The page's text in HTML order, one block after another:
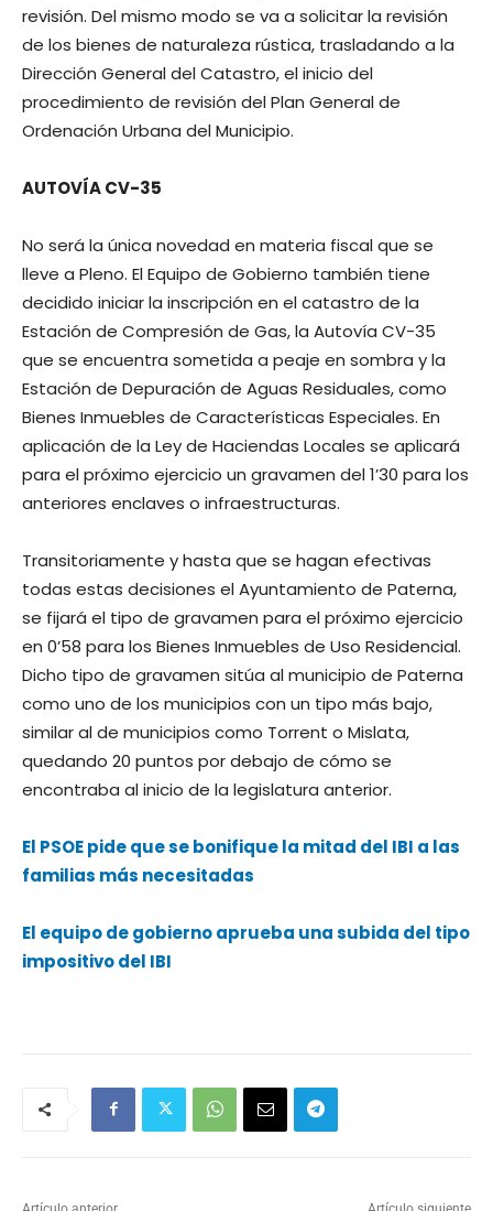
revisión. Del mismo modo se va a solicitar la revisión
de los bienes de naturaleza rústica, trasladando a la
Dirección General del Catastro, el inicio del
procedimiento de revisión del Plan General de
Ordenación Urbana del Municipio.
AUTOVÍA CV-35
No será la única novedad en materia fiscal que se
lleve a Pleno. El Equipo de Gobierno también tiene
decidido iniciar la inscripción en el catastro de la
Estación de Compresión de Gas, la Autovía CV-35
que se encuentra sometida a peaje en sombra y la
Estación de Depuración de Aguas Residuales, como
Bienes Inmuebles de Características Especiales. En
aplicación de la Ley de Haciendas Locales se aplicará
para el próximo ejercicio un gravamen del 1’30 para los
anteriores enclaves o infraestructuras.
Transitoriamente y hasta que se hagan efectivas
todas estas decisiones el Ayuntamiento de Paterna,
se fijará el tipo de gravamen para el próximo ejercicio
en 0’58 para los Bienes Inmuebles de Uso Residencial.
Dicho tipo de gravamen sitúa al municipio de Paterna
como uno de los municipios con un tipo más bajo,
similar al de municipios como Torrent o Mislata,
quedando 20 puntos por debajo de cómo se
encontraba al inicio de la legislatura anterior.
El PSOE pide que se bonifique la mitad del IBI a las
familias más necesitadas
El equipo de gobierno aprueba una subida del tipo
impositivo del IBI